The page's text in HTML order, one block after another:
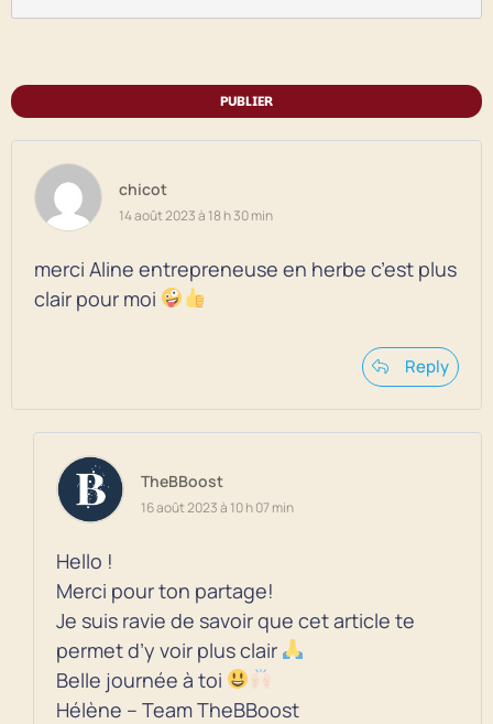
PUBLIER
chicot
14 août 2023 à 18 h 30 min
merci Aline entrepreneuse en herbe c’est plus
clair pour moi
Reply
TheBBoost
16 août 2023 à 10 h 07 min
Hello !
Merci pour ton partage!
Je suis ravie de savoir que cet article te
permet d’y voir plus clair
Belle journée à toi
Hélène – Team TheBBoost